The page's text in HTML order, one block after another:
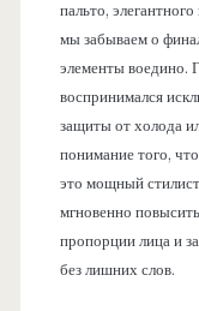
пальто,
мы забываем о
элементы воедино.
воспринимался
защиты от холода
понимание того,
это мощный
мгновенно
пропорции лица и
без лишних слов.